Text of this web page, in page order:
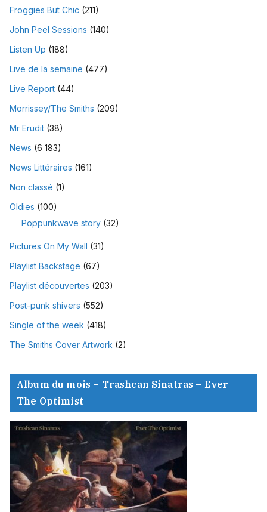
Froggies But Chic (211)
John Peel Sessions (140)
Listen Up (188)
Live de la semaine (477)
Live Report (44)
Morrissey/The Smiths (209)
Mr Erudit (38)
News (6 183)
News Littéraires (161)
Non classé (1)
Oldies (100)
Poppunkwave story (32)
Pictures On My Wall (31)
Playlist Backstage (67)
Playlist découvertes (203)
Post-punk shivers (552)
Single of the week (418)
The Smiths Cover Artwork (2)
Album du mois – Trashcan Sinatras – Ever
The Optimist